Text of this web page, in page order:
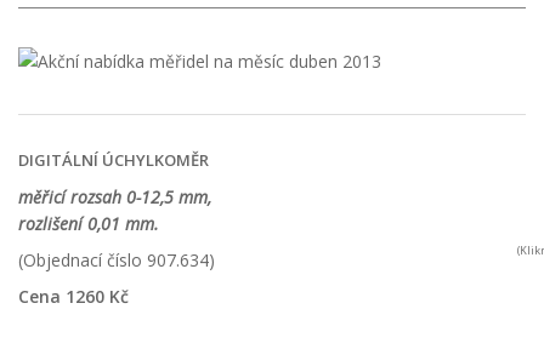
DIGITÁLNÍ ÚCHYLKOMĚR
měřicí rozsah 0-12,5 mm,
rozlišení 0,01 mm.
(Objednací číslo 907.634)
Cena 1260 Kč